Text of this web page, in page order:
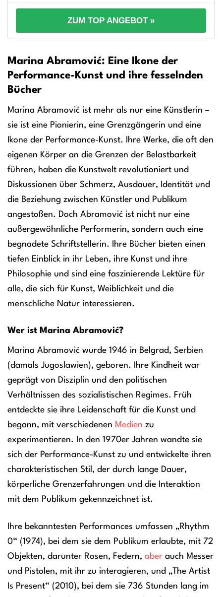
ZUM TOP ANGEBOT »
Marina Abramović: Eine Ikone der
Performance-Kunst und ihre fesselnden
Bücher
Marina Abramović ist mehr als nur eine Künstlerin –
sie ist eine Pionierin, eine Grenzgängerin und eine
Ikone der Performance-Kunst. Ihre Werke, die oft den
eigenen Körper an die Grenzen der Belastbarkeit
führen, haben die Kunstwelt revolutioniert und
Diskussionen über Schmerz, Ausdauer, Identität und
die Beziehung zwischen Künstler und Publikum
angestoßen. Doch Abramović ist nicht nur eine
außergewöhnliche Performerin, sondern auch eine
begnadete Schriftstellerin. Ihre Bücher bieten einen
tiefen Einblick in ihr Leben, ihre Kunst und ihre
Philosophie und sind eine faszinierende Lektüre für
alle, die sich für Kunst, Weiblichkeit und die
menschliche Natur interessieren.
Wer ist Marina Abramović?
Marina Abramović wurde 1946 in Belgrad, Serbien
(damals Jugoslawien), geboren. Ihre Kindheit war
geprägt von Disziplin und den politischen
Verhältnissen des sozialistischen Regimes. Früh
entdeckte sie ihre Leidenschaft für die Kunst und
begann, mit verschiedenen Medien zu
experimentieren. In den 1970er Jahren wandte sie
sich der Performance-Kunst zu und entwickelte ihren
charakteristischen Stil, der durch lange Dauer,
körperliche Grenzerfahrungen und die Interaktion
mit dem Publikum gekennzeichnet ist.
Ihre bekanntesten Performances umfassen „Rhythm
0“ (1974), bei dem sie dem Publikum erlaubte, mit 72
Objekten, darunter Rosen, Federn, aber auch Messer
und Pistolen, mit ihr zu interagieren, und „The Artist
Is Present“ (2010), bei dem sie 736 Stunden lang im